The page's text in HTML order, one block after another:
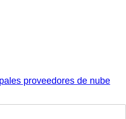
proveedores de nube